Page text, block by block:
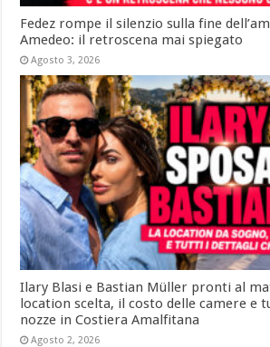
Fedez rompe il silenzio sulla fine
Amedeo: il retroscena mai spiegato
Agosto 3, 2026
Ilary Blasi e Bastian Müller pronti al
location scelta, il costo delle camere e
nozze in Costiera Amalfitana
Agosto 2, 2026